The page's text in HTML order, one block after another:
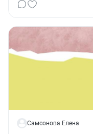
Самсонова Елена